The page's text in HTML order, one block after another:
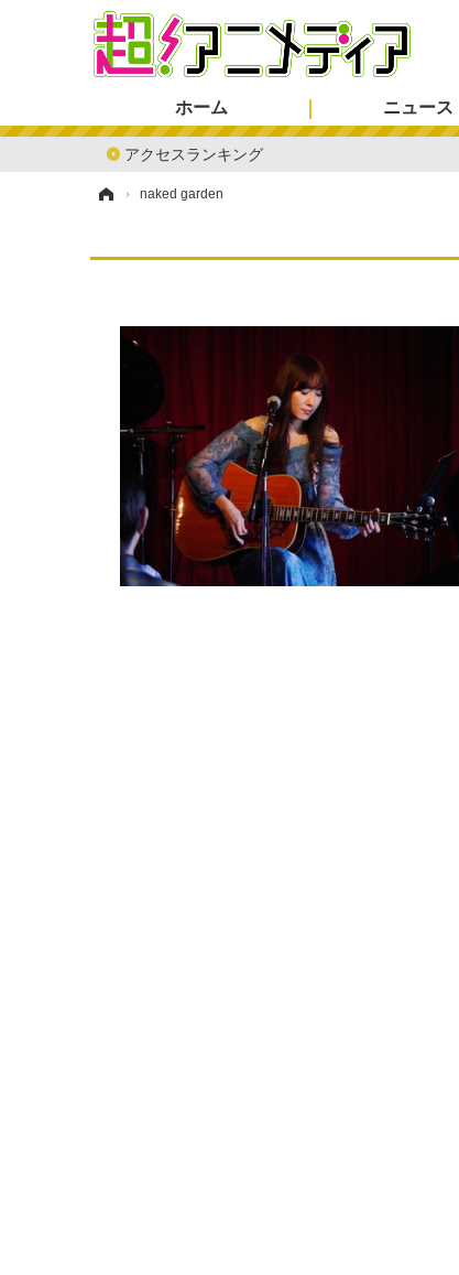
ホーム
アクセスランキング
ニュース
› naked garden